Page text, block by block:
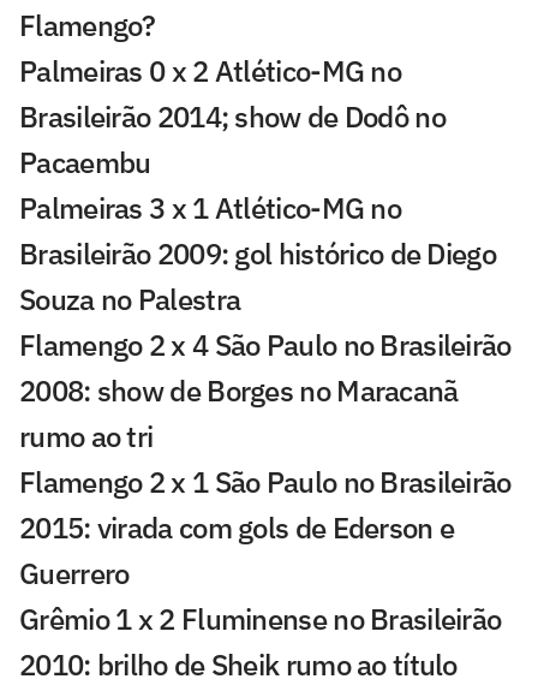
Flamengo?
Palmeiras 0 x 2 Atlético-MG no
Brasileirão 2014; show de Dodô no
Pacaembu
Palmeiras 3 x 1 Atlético-MG no
Brasileirão 2009: gol histórico de Diego
Souza no Palestra
Flamengo 2 x 4 São Paulo no Brasileirão
2008: show de Borges no Maracanã
rumo ao tri
Flamengo 2 x 1 São Paulo no Brasileirão
2015: virada com gols de Ederson e
Guerrero
Grêmio 1 x 2 Fluminense no Brasileirão
2010: brilho de Sheik rumo ao título